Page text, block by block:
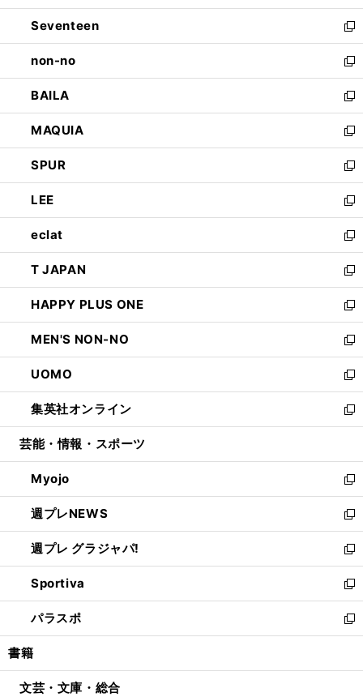
開
く
ウ
で
開
く
ン
ド
ウ
で
開
く
Seventeen
新
し
い
ウ
ィ
ン
ド
ウ
で
開
く
non-no
新
し
い
ウ
ィ
ン
ド
ウ
で
開
く
BAILA
新
し
い
ウ
ィ
ン
ド
ウ
で
開
く
MAQUIA
新
し
い
ウ
ィ
ン
ド
ウ
で
開
く
SPUR
新
し
い
ウ
ィ
ン
ド
ウ
で
開
く
LEE
新
し
い
ウ
ィ
ン
ド
ウ
で
開
く
eclat
新
し
い
ウ
ィ
ン
ド
ウ
で
開
く
T JAPAN
新
し
い
ウ
ィ
ン
ド
ウ
で
開
HAPPY PLUS ONE
新
し
い
ウ
ィ
ン
ド
ウ
開
く
MEN'S NON-NO
新
し
い
ウ
ィ
ン
ウ
で
開
く
UOMO
新
し
い
ウ
ン
ド
ウ
で
開
く
集英社オンライン
新
し
ウ
ィ
ン
ド
ウ
で
開
く
芸能・情報・スポーツ
Myojo
新
し
い
ウ
ィ
ン
ド
ウ
で
開
週プレNEWS
新
し
い
ウ
ィ
ン
ド
ウ
開
週プレ グラジャパ!
新
し
い
ウ
ィ
ン
ウ
Sportiva
新
し
い
ウ
ン
パラスポ
新
し
ウ
書籍
文芸・文庫・総合